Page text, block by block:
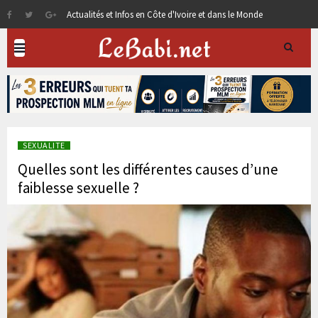
Actualités et Infos en Côte d'Ivoire et dans le Monde
SEXUALITE
Quelles sont les différentes causes d’une
faiblesse sexuelle ?